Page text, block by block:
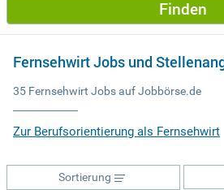
Finden
Fernsehwirt Jobs und
35 Fernsehwirt Jobs auf Jobbörse.de
Zur Berufsorientierung als Fernsehwirt
Sortierung